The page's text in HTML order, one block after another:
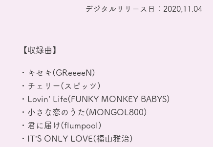
デジタルリリース日：2020,11.04
【収録曲】
・キセキ(GReeeeN)
・チェリー(スピッツ)
・Lovin’ Life(FUNKY MONKEY BABYS)
・小さな恋のうた(MONGOL800)
・君に届け(flumpool)
・IT’S ONLY LOVE(福山雅治)